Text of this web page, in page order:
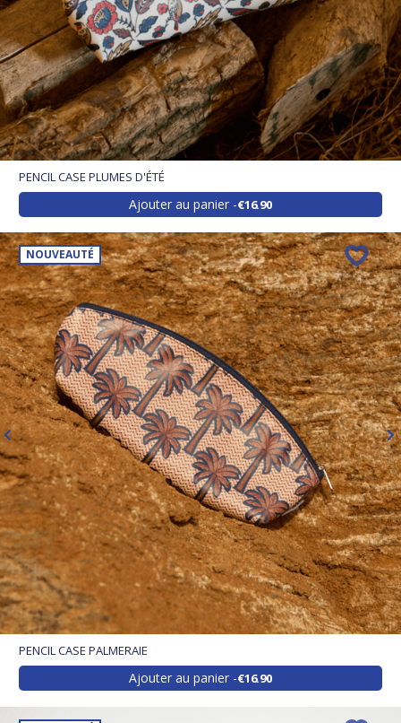
PENCIL CASE PLUMES D'ÉTÉ
Ajouter au panier €16.90
NOUVEAUTÉ
PENCIL CASE PALMERAIE
Ajouter au panier €16.90